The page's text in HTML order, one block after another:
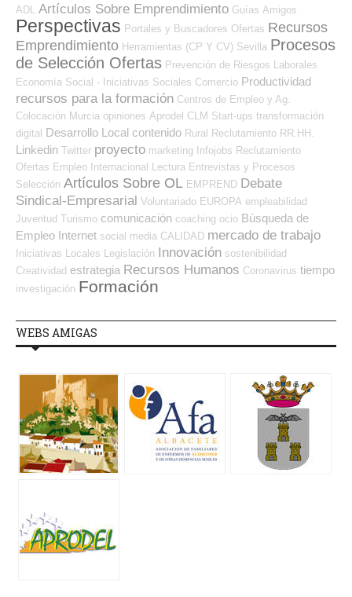
ADL
Artículos Sobre Emprendimiento Guías Amigos
Perspectivas Portales y Buscadores Ofertas Recursos
Emprendimiento Herramientas (CP Y CV) Sevilla Procesos
de Selección Ofertas Prevención de Riesgos Laborales
Economía Social - Iniciativas Sociales Comercio Productividad
recursos para la formación Centros de Empleo y Ag.
Colocación Murcia opiniones Aprodel CLM Start-ups transformación
digital Desarrollo Local contenido Rural Reclutamiento RR.HH.
Linkedin Twitter proyecto marketing Infojobs Reclutamiento
Ofertas Empleo Internacional
Lectura Entrevistas y Procesos
Selección Artículos Sobre OL EMPREND Debate
Sindical-Empresarial Voluntariado EUROPA empleabilidad
Juventud Turismo comunicación coaching ocio Búsqueda de
Empleo Internet social media CALIDAD mercado de trabajo
Iniciativas Locales Legislación Innovación sostenibilidad
Creatividad estrategia Recursos Humanos Coronavirus tiempo
investigación Formación
WEBS AMIGAS